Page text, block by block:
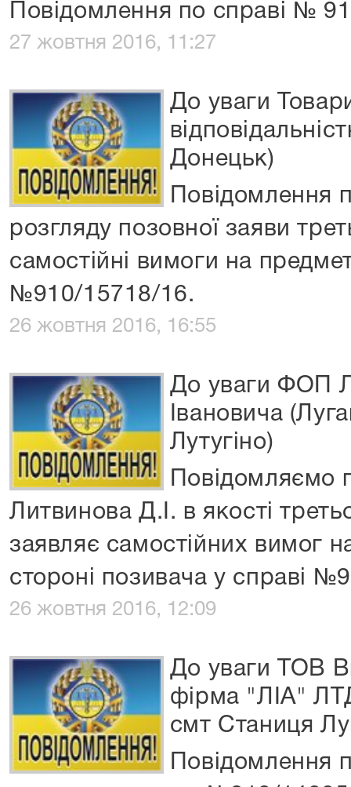
Повідомлення по справі №
27 жовтня 2016, 11:27
До уваги
Донецьк)
Повідомлення
розгляду позовної заяви
самостійні вимоги на
№910/15718/16.
26 жовтня 2016, 16:55
До уваги ФОП
Івановича
Лутугіно)
Литвинова Д.І. в якості
заявляє самостійних вимог
стороні позивача у справі
26 жовтня 2016, 12:09
До уваги ТОВ
фірма "ЛІА"
смт Станиця
Повідомлення